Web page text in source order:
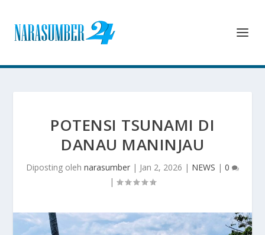
POTENSI TSUNAMI DI
DANAU MANINJAU
Diposting oleh narasumber | Jan 2, 2026 | NEWS | 0
|